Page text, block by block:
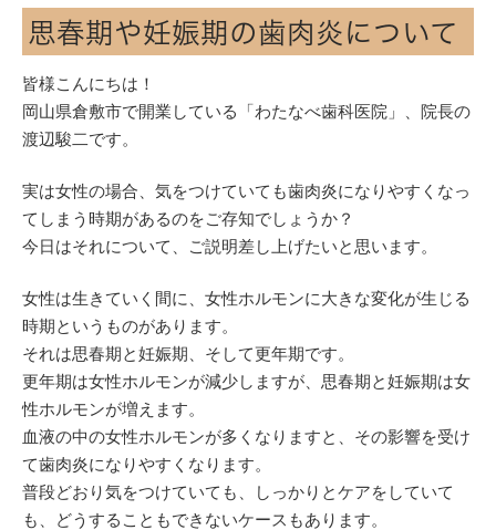
思春期や妊娠期の歯肉炎について
皆様こんにちは！
岡山県倉敷市で開業している「わたなべ歯科医院」、院長の
渡辺駿二です。
実は女性の場合、気をつけていても歯肉炎になりやすくなっ
てしまう時期があるのをご存知でしょうか？
今日はそれについて、ご説明差し上げたいと思います。
女性は生きていく間に、女性ホルモンに大きな変化が生じる
時期というものがあります。
それは思春期と妊娠期、そして更年期です。
更年期は女性ホルモンが減少しますが、思春期と妊娠期は女
性ホルモンが増えます。
血液の中の女性ホルモンが多くなりますと、その影響を受け
て歯肉炎になりやすくなります。
普段どおり気をつけていても、しっかりとケアをしていて
も、どうすることもできないケースもあります。